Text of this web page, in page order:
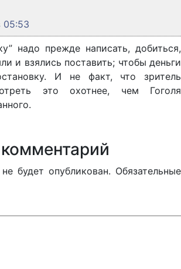
05:53
надо прежде написать, добиться,
и взялись поставить; чтобы деньги
И не факт, что зритель
это охотнее, чем Гоголя
будет опубликован. Обязательные